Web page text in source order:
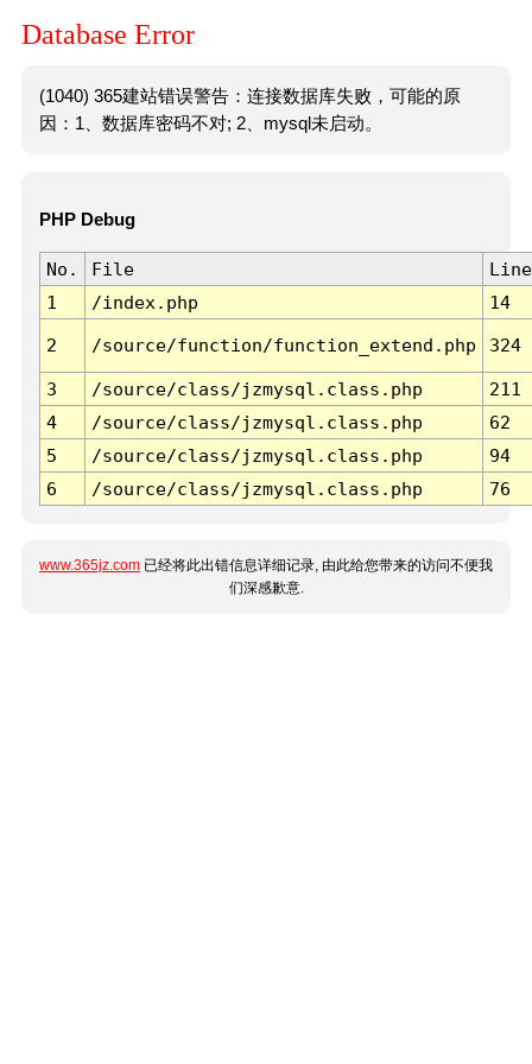
Database Error
(1040) 365建站错误警告：连接数据库失败，可能的原
因：1、数据库密码不对; 2、mysql未启动。
PHP Debug
No. File
Line
1
/index.php 14
2 /source/function/function_extend.php 324
3 /source/class/jzmysql.class.php
211
4
/source/class/jzmysql.class.php
62
5
/source/class/jzmysql.class.php
94
6
/source/class/jzmysql.class.php 76
www.365jz.com 已经将此出错信息详细记录, 由此给您带来的访问不便我
们深感歉意.